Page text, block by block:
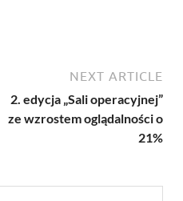
NEXT ARTICLE
2. edycja „Sali operacyjnej”
ze wzrostem oglądalności o
21%